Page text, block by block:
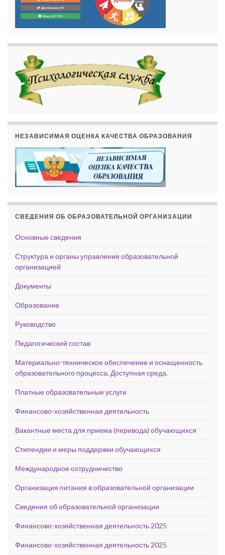
НЕЗАВИСИМАЯ ОЦЕНКА КАЧЕСТВА ОБРАЗОВАНИЯ
СВЕДЕНИЯ ОБ ОБРАЗОВАТЕЛЬНОЙ ОРГАНИЗАЦИИ
Основные сведения
Структура и органы управления образовательной
организацией
Документы
Образование
Руководство
Педагогический состав
Материально-техническое обеспечение и оснащенность
образовательного процесса. Доступная среда.
Платные образовательные услуги
Финансово-хозяйственная деятельность
Вакантные места для приема (перевода) обучающихся
Стипендии и меры поддержки обучающихся
Международное сотрудничество
Организация питания в образовательной организации
Сведения об образовательной организации
Финансово-хозяйственная деятельность 2025
Финансово-хозяйственная деятельность 2025